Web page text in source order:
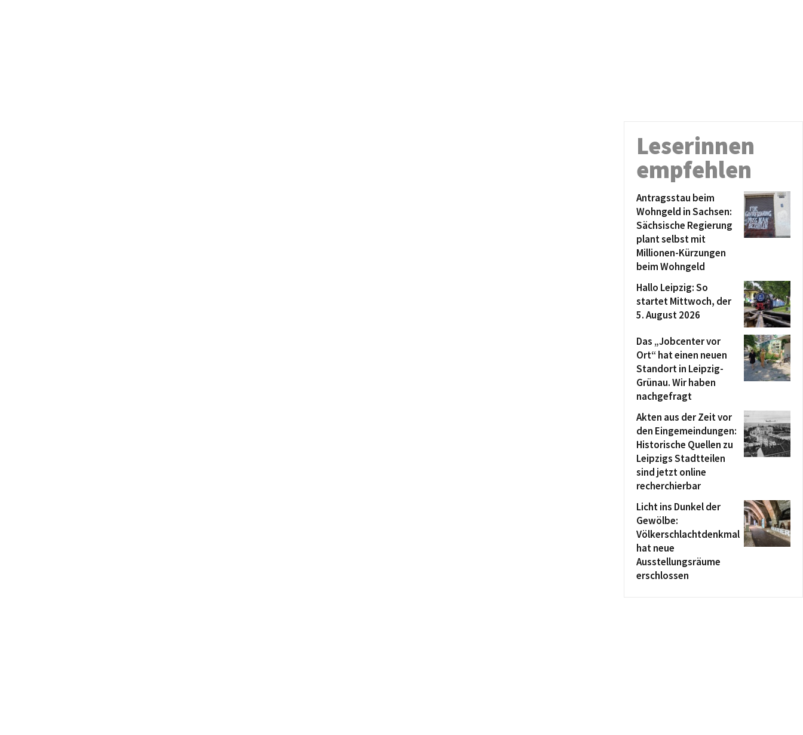
Leserinnen
empfehlen
Antragsstau beim
Wohngeld in Sachsen:
Sächsische Regierung
plant selbst mit
Millionen-Kürzungen
beim Wohngeld
Hallo Leipzig: So
startet Mittwoch, der
5. August 2026
Das „Jobcenter vor
Ort“ hat einen neuen
Standort in Leipzig-
Grünau. Wir haben
nachgefragt
Akten aus der Zeit vor
den Eingemeindungen:
Historische Quellen zu
Leipzigs Stadtteilen
sind jetzt online
recherchierbar
Licht ins Dunkel der
Gewölbe:
Völkerschlachtdenkmal
hat neue
Ausstellungsräume
erschlossen